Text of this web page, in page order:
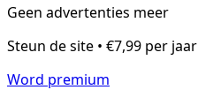
Geen advertenties meer
Steun de site • €7,99 per jaar
Word premium